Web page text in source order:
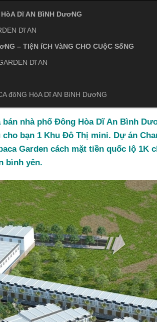
Dĩ AN BìNH DươNG
Dĩ AN
– TIệN íCH VàNG CHO CUộC SốNG
Dĩ AN
đôNG HòA Dĩ AN BìNH DươNG
nhà phố Đông Hòa Dĩ An Bình
bạn 1 Khu Đô Thị mini. Dự án
Garden cách mặt tiền quốc lộ 1K
bình yên.